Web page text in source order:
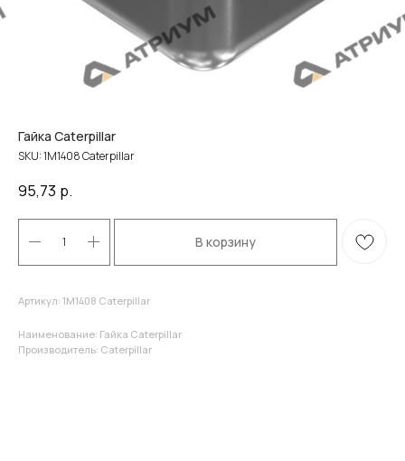
Гайка Caterpillar
SKU:1M1408 Caterpillar
95,73 р.
В корзину
Артикул: 1M1408 Caterpillar
Наименование: Гайка Caterpillar
Производитель: Caterpillar